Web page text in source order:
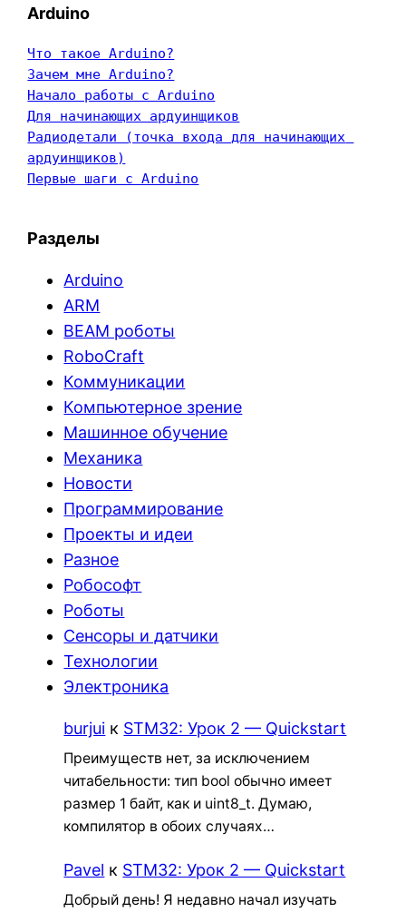
Arduino
Что такое Arduino?
Зачем мне Arduino?
Начало работы с Arduino
Для начинающих ардуинщиков
Радиодетали (точка входа для начинающих
ардуинщиков)
Первые шаги с Arduino
Разделы
Arduino
ARM
BEAM роботы
RoboCraft
Коммуникации
Компьютерное зрение
Машинное обучение
Механика
Новости
Программирование
Проекты и идеи
Разное
Робософт
Роботы
Сенсоры и датчики
Технологии
Электроника
burjui к STM32: Урок 2 — Quickstart
Преимуществ нет, за исключением
читабельности: тип bool обычно имеет
размер 1 байт, как и uint8_t. Думаю,
компилятор в обоих случаях…
Pavel к STM32: Урок 2 — Quickstart
Добрый день! Я недавно начал изучать